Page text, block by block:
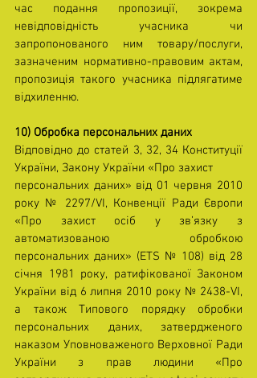
час подання пропозиції, зокрема
невідповідність учасника чи
запропонованого ним товару/послуги,
зазначеним нормативно-правовим актам,
пропозиція такого учасника підлягатиме
відхиленню.
10) Обробка персональних даних
Відповідно до статей 3, 32, 34 Конституції
України, Закону України «Про захист
персональних даних» від 01 червня 2010
року № 2297/VI, Конвенції Ради Європи
«Про захист осіб у зв’язку з
автоматизованою обробкою
персональних даних» (ETS № 108) від 28
січня 1981 року, ратифікованої Законом
України від 6 липня 2010 року № 2438-VI,
а також Типового порядку обробки
персональних даних, затвердженого
наказом Уповноваженого Верховної Ради
України з прав людини «Про